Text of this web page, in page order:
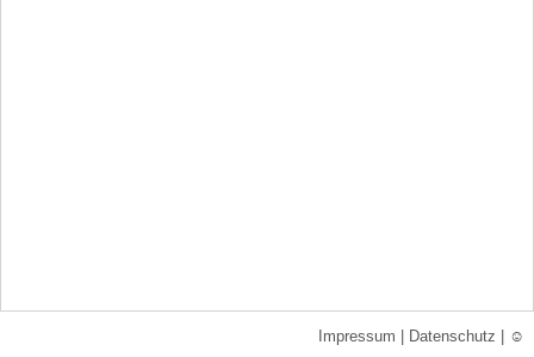
Impressum Datenschutz ☺